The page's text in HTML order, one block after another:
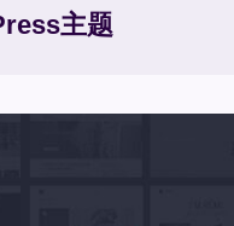
主题